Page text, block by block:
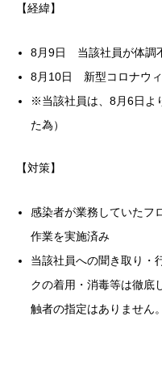
【経緯】
8月9日 当該社員が体調
8月10日 新型コロナウ
※当該社員は、8月6日よ
た為）
【対策】
感染者が業務していたフ
作業を実施済み
当該社員への聞き取り・
クの着用・消毒等は徹底
触者の指定はありません。